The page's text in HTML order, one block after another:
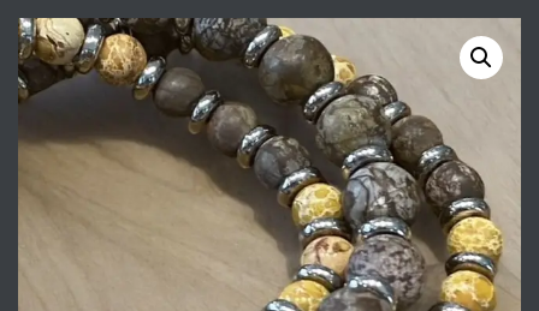
DUMORTIERITE 8 EN 10MM
EBBENHOUTEN SLUITING
EN SPACERS
UITGEVOERD MET
EDELSTAAL